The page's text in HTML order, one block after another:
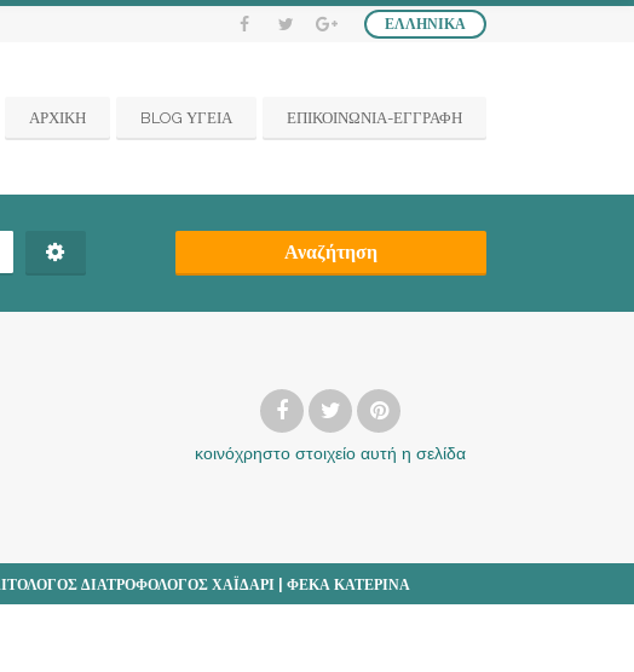
ΕΛΛΗΝΙΚΆ
ΑΡΧΙΚΗ BLOG ΥΓΕΙΑ ΕΠΙΚΟΙΝΩΝΙΑ-ΕΓΓΡΑΦΗ
Αναζήτηση
κοινόχρηστο στοιχείο αυτή η σελίδα
ΔΙΑΤΡΟΦΟΛΟΓΟΣ ΧΑΪΔΑΡΙ | ΦΕΚΑ ΚΑΤΕΡΙΝΑ